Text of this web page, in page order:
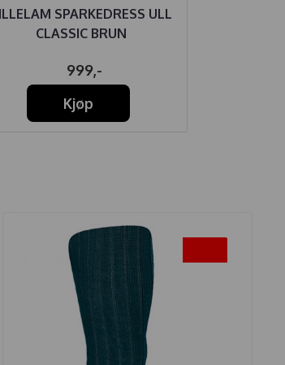
SPARKEDRESS ULL
CLASSIC BRUN
999,-
Kjøp